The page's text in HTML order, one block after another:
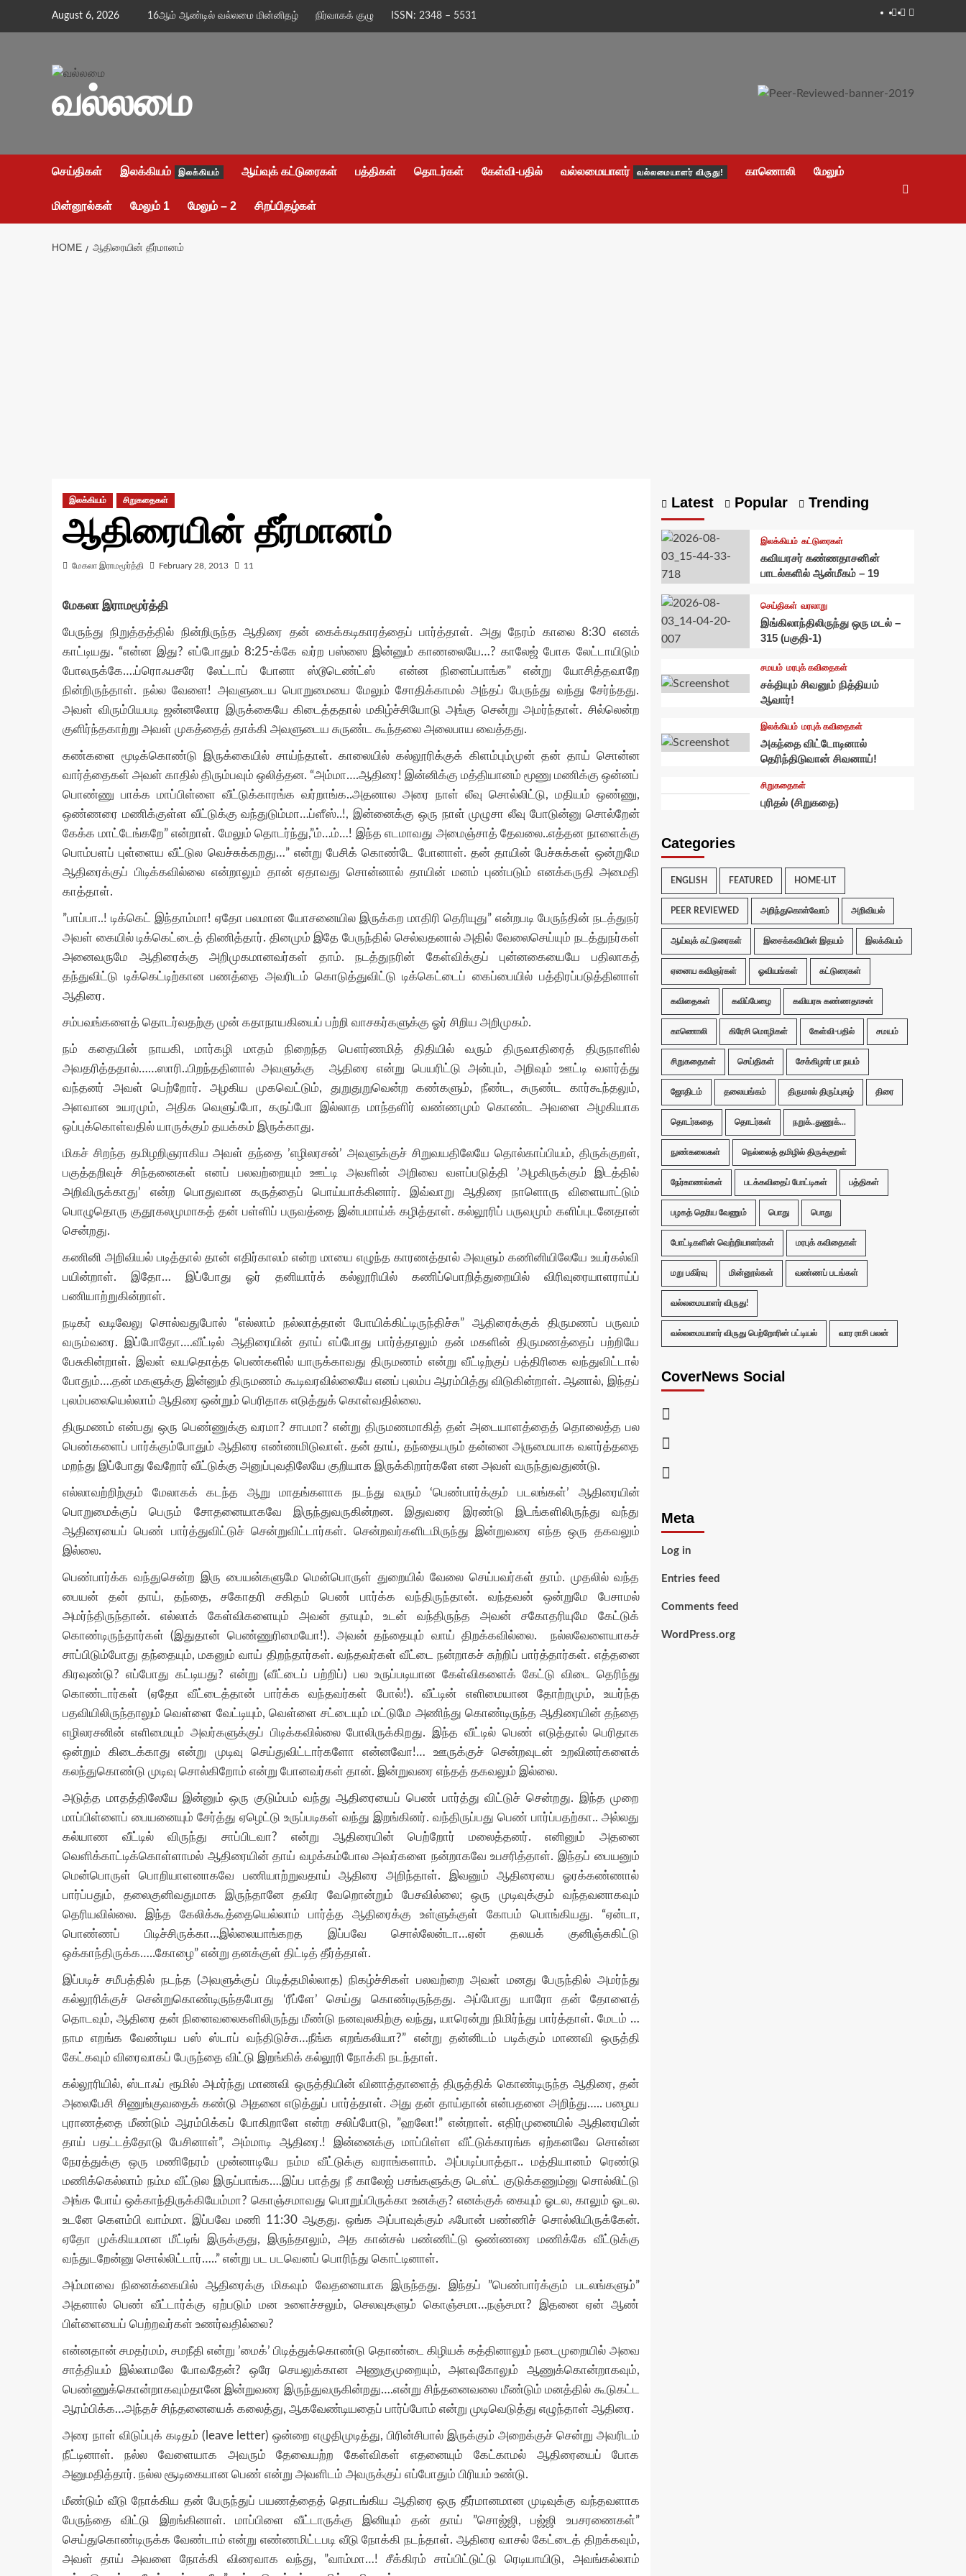
August 6, 2026 16ஆம் ஆண்டில் வல்லமை மின்னிதழ் நிர்வாகக் குழு ISSN: 2348 – 5531 Facebook
Twitter
Youtube
வல்லமை
செய்திகள் இலக்கியம் இலக்கியம் ஆய்வுக் கட்டுரைகள் பத்திகள் தொடர்கள் கேள்வி-பதில் வல்லமையாளர் வல்லமையாளர் விருது! காணொலி மேலும்
மின்னூல்கள் மேலும் 1 மேலும் – 2 சிறப்பிதழ்கள்
HOME ஆதிரையின் தீர்மானம்
இலக்கியம் சிறுகதைகள்
ஆதிரையின் தீர்மானம்
மேகலா இராமமூர்த்தி February 28, 2013 11
மேகலா இராமமூர்த்தி
பேருந்து நிறுத்தத்தில் நின்றிருந்த ஆதிரை தன் கைக்கடிகாரத்தைப் பார்த்தாள். அது நேரம் காலை 8:30 எனக்
காட்டியது. “என்ன இது? எப்போதும் 8:25-க்கே வர்ற பஸ்ஸை இன்னும் காணலையே…? காலேஜ் போக லேட்டாயிடும்
போலருக்கே….ப்ரொஃபசரே லேட்டாப் போனா ஸ்டூடெண்ட்ஸ் என்ன நினைப்பாங்க” என்று யோசித்தவாறே
நின்றிருந்தாள். நல்ல வேளை! அவளுடைய பொறுமையை மேலும் சோதிக்காமல் அந்தப் பேருந்து வந்து சேர்ந்தது.
அவள் விரும்பியபடி ஜன்னலோர இருக்கையே கிடைத்ததால் மகிழ்ச்சியோடு அங்கு சென்று அமர்ந்தாள். சில்லென்ற
குளிர்ந்தகாற்று அவள் முகத்தைத் தாக்கி அவளுடைய சுருண்ட கூந்தலை அலைபாய வைத்தது.
கண்களை மூடிக்கொண்டு இருக்கையில் சாய்ந்தாள். காலையில் கல்லூரிக்குக் கிளம்பும்முன் தன் தாய் சொன்ன
வார்த்தைகள் அவள் காதில் திரும்பவும் ஒலித்தன. “அம்மா….ஆதிரை! இன்னிக்கு மத்தியானம் மூணு மணிக்கு ஒன்னப்
பொண்ணு பாக்க மாப்பிள்ளை வீட்டுக்காரங்க வர்றாங்க..அதனால அரை நாள் லீவு சொல்லிட்டு, மதியம் ஒண்ணு,
ஒண்ணரை மணிக்குள்ள வீட்டுக்கு வந்துடும்மா…ப்ளீஸ்..!, இன்னைக்கு ஒரு நாள் முழுசா லீவு போடுன்னு சொல்றேன்
கேக்க மாட்டேங்கறே” என்றாள். மேலும் தொடர்ந்து,”ம்…ம்…! இந்த எடமாவது அமைஞ்சாத் தேவலை..எத்தன நாளைக்கு
பொம்பளப் புள்ளைய வீட்டுல வெச்சுக்கறது…” என்று பேசிக் கொண்டே போனாள். தன் தாயின் பேச்சுக்கள் ஒன்றுமே
ஆதிரைக்குப் பிடிக்கவில்லை என்றாலும் தான் ஏதாவது சொன்னால் தாயின் மனம் புண்படும் எனக்கருதி அமைதி
காத்தாள்.
”பாப்பா..! டிக்கெட் இந்தாம்மா! ஏதோ பலமான யோசனையில இருக்கற மாதிரி தெரியுது” என்றபடி பேருந்தின் நடத்துநர்
அவள் கையில் டிக்கெட்டைத் திணித்தார். தினமும் இதே பேருந்தில் செல்வதனால் அதில் வேலைசெய்யும் நடத்துநர்கள்
அனைவருமே ஆதிரைக்கு அறிமுகமானவர்கள் தாம். நடத்துநரின் கேள்விக்குப் புன்னகையையே பதிலாகத்
தந்துவிட்டு டிக்கெட்டிற்கான பணத்தை அவரிடம் கொடுத்துவிட்டு டிக்கெட்டைப் கைப்பையில் பத்திரப்படுத்தினாள்
ஆதிரை.
சம்பவங்களைத் தொடர்வதற்கு முன் கதாநாயகியைப் பற்றி வாசகர்களுக்கு ஓர் சிறிய அறிமுகம்.
நம் கதையின் நாயகி, மார்கழி மாதம் நிறைந்த பௌர்ணமித் திதியில் வரும் திருவாதிரைத் திருநாளில்
அவதரித்ததால்……ஸாரி..பிறந்ததினால் அவளுக்கு ஆதிரை என்று பெயரிட்டு அன்பும், அறிவும் ஊட்டி வளர்த்து
வந்தனர் அவள் பெற்றோர். அழகிய முகவெட்டும், துறுதுறுவென்ற கண்களும், நீண்ட, சுருண்ட கார்கூந்தலும்,
அளவான உயரமும், அதிக வெளுப்போ, கருப்போ இல்லாத மாந்தளிர் வண்ணமும் கொண்ட அவளை அழகியாக
ஒப்புக்கொள்வதில் யாருக்கும் தயக்கம் இருக்காது.
மிகச் சிறந்த தமிழறிஞராகிய அவள் தந்தை ’எழிலரசன்’ அவளுக்குச் சிறுவயதிலேயே தொல்காப்பியம், திருக்குறள்,
பகுத்தறிவுச் சிந்தனைகள் எனப் பலவற்றையும் ஊட்டி அவளின் அறிவை வளப்படுத்தி ’அழகிருக்கும் இடத்தில்
அறிவிருக்காது’ என்ற பொதுவான கருத்தைப் பொய்யாக்கினார். இவ்வாறு ஆதிரை நாளொரு விளையாட்டும்
பொழுதொரு குதூகலமுமாகத் தன் பள்ளிப் பருவத்தை இன்பமாய்க் கழித்தாள். கல்லூரிப் பருவமும் களிப்புடனேதான்
சென்றது.
கணினி அறிவியல் படித்தால் தான் எதிர்காலம் என்ற மாயை எழுந்த காரணத்தால் அவளும் கணினியிலேயே உயர்கல்வி
பயின்றாள். இதோ… இப்போது ஓர் தனியார்க் கல்லூரியில் கணிப்பொறித்துறையில் விரிவுரையாளராய்ப்
பணியாற்றுகின்றாள்.
நடிகர் வடிவேலு சொல்வதுபோல் “எல்லாம் நல்லாத்தான் போயிக்கிட்டிருந்திச்சு” ஆதிரைக்குக் திருமணப் பருவம்
வரும்வரை. இப்போதோ….வீட்டில் ஆதிரையின் தாய் எப்போது பார்த்தாலும் தன் மகளின் திருமணத்தைப் பற்றியே
பேசுகின்றாள். இவள் வயதொத்த பெண்களில் யாருக்காவது திருமணம் என்று வீட்டிற்குப் பத்திரிகை வந்துவிட்டால்
போதும்….தன் மகளுக்கு இன்னும் திருமணம் கூடிவரவில்லையே எனப் புலம்ப ஆரம்பித்து விடுகின்றாள். ஆனால், இந்தப்
புலம்பலையெல்லாம் ஆதிரை ஒன்றும் பெரிதாக எடுத்துக் கொள்வதில்லை.
திருமணம் என்பது ஒரு பெண்ணுக்கு வரமா? சாபமா? என்று திருமணமாகித் தன் அடையாளத்தைத் தொலைத்த பல
பெண்களைப் பார்க்கும்போதும் ஆதிரை எண்ணமிடுவாள். தன் தாய், தந்தையரும் தன்னை அருமையாக வளர்த்ததை
மறந்து இப்போது வேறோர் வீட்டுக்கு அனுப்புவதிலேயே குறியாக இருக்கிறார்களே என அவள் வருந்துவதுண்டு.
எல்லாவற்றிற்கும் மேலாகக் கடந்த ஆறு மாதங்களாக நடந்து வரும் ‘பெண்பார்க்கும் படலங்கள்’ ஆதிரையின்
பொறுமைக்குப் பெரும் சோதனையாகவே இருந்துவருகின்றன. இதுவரை இரண்டு இடங்களிலிருந்து வந்து
ஆதிரையைப் பெண் பார்த்துவிட்டுச் சென்றுவிட்டார்கள். சென்றவர்களிடமிருந்து இன்றுவரை எந்த ஒரு தகவலும்
இல்லை.
பெண்பார்க்க வந்துசென்ற இரு பையன்களுமே மென்பொருள் துறையில் வேலை செய்பவர்கள் தாம். முதலில் வந்த
பையன் தன் தாய், தந்தை, சகோதரி சகிதம் பெண் பார்க்க வந்திருந்தான். வந்தவன் ஒன்றுமே பேசாமல்
அமர்ந்திருந்தான். எல்லாக் கேள்விகளையும் அவன் தாயும், உடன் வந்திருந்த அவன் சகோதரியுமே கேட்டுக்
கொண்டிருந்தார்கள் (இதுதான் பெண்ணுரிமையோ!). அவன் தந்தையும் வாய் திறக்கவில்லை. நல்லவேளையாகச்
சாப்பிடும்போது தந்தையும், மகனும் வாய் திறந்தார்கள். வந்தவர்கள் வீட்டை நன்றாகச் சுற்றிப் பார்த்தார்கள். எத்தனை
கிரவுண்டு? எப்போது கட்டியது? என்று (வீட்டைப் பற்றிப்) பல உருப்படியான கேள்விகளைக் கேட்டு விடை தெரிந்து
கொண்டார்கள் (ஏதோ வீட்டைத்தான் பார்க்க வந்தவர்கள் போல்!). வீட்டின் எளிமையான தோற்றமும், உயர்ந்த
பதவியிலிருந்தாலும் வெள்ளை வேட்டியும், வெள்ளை சட்டையும் மட்டுமே அணிந்து கொண்டிருந்த ஆதிரையின் தந்தை
எழிலரசனின் எளிமையும் அவர்களுக்குப் பிடிக்கவில்லை போலிருக்கிறது. இந்த வீட்டில் பெண் எடுத்தால் பெரிதாக
ஒன்றும் கிடைக்காது என்று முடிவு செய்துவிட்டார்களோ என்னவோ!… ஊருக்குச் சென்றவுடன் உறவினர்களைக்
கலந்துகொண்டு முடிவு சொல்கிறோம் என்று போனவர்கள் தான். இன்றுவரை எந்தத் தகவலும் இல்லை.
அடுத்த மாதத்திலேயே இன்னும் ஒரு குடும்பம் வந்து ஆதிரையைப் பெண் பார்த்து விட்டுச் சென்றது. இந்த முறை
மாப்பிள்ளைப் பையனையும் சேர்த்து ஏழெட்டு உருப்படிகள் வந்து இறங்கினர். வந்திருப்பது பெண் பார்ப்பதற்கா.. அல்லது
கல்யாண வீட்டில் விருந்து சாப்பிடவா? என்று ஆதிரையின் பெற்றோர் மலைத்தனர். எனினும் அதனை
வெளிக்காட்டிக்கொள்ளாமல் ஆதிரையின் தாய் வழக்கம்போல அவர்களை நன்றாகவே உபசரித்தாள். இந்தப் பையனும்
மென்பொருள் பொறியாளனாகவே பணியாற்றுவதாய் ஆதிரை அறிந்தாள். இவனும் ஆதிரையை ஓரக்கண்ணால்
பார்ப்பதும், தலைகுனிவதுமாக இருந்தானே தவிர வேறொன்றும் பேசவில்லை; ஒரு முடிவுக்கும் வந்தவனாகவும்
தெரியவில்லை. இந்த கேலிக்கூத்தையெல்லாம் பார்த்த ஆதிரைக்கு உள்ளுக்குள் கோபம் பொங்கியது. “ஏன்டா,
பொண்ணப் பிடிச்சிருக்கா…இல்லையாங்கறத இப்பவே சொல்லேன்டா…ஏன் தலயக் குனிஞ்சுகிட்டு
ஒக்காந்திருக்க…..கோழை” என்று தனக்குள் திட்டித் தீர்த்தாள்.
இப்படிச் சமீபத்தில் நடந்த (அவளுக்குப் பிடித்தமில்லாத) நிகழ்ச்சிகள் பலவற்றை அவள் மனது பேருந்தில் அமர்ந்து
கல்லூரிக்குச் சென்றுகொண்டிருந்தபோது ‘ரீப்ளே’ செய்து கொண்டிருந்தது. அப்போது யாரோ தன் தோளைத்
தொடவும், ஆதிரை தன் நினைவலைகளிலிருந்து மீண்டு நனவுலகிற்கு வந்து, யாரென்று நிமிர்ந்து பார்த்தாள். மேடம் …
நாம எறங்க வேண்டிய பஸ் ஸ்டாப் வந்திடுச்சு…நீங்க எறங்கலியா?” என்று தன்னிடம் படிக்கும் மாணவி ஒருத்தி
கேட்கவும் விரைவாகப் பேருந்தை விட்டு இறங்கிக் கல்லூரி நோக்கி நடந்தாள்.
கல்லூரியில், ஸ்டாஃப் ரூமில் அமர்ந்து மாணவி ஒருத்தியின் வினாத்தாளைத் திருத்திக் கொண்டிருந்த ஆதிரை, தன்
அலைபேசி சிணுங்குவதைக் கண்டு அதனை எடுத்துப் பார்த்தாள். அது தன் தாய்தான் என்பதனை அறிந்து….. பழைய
புராணத்தை மீண்டும் ஆரம்பிக்கப் போகிறாளே என்ற சலிப்போடு, ”ஹலோ!” என்றாள். எதிர்முனையில் ஆதிரையின்
தாய் பதட்டத்தோடு பேசினாள்”, அம்மாடி ஆதிரை.! இன்னைக்கு மாப்பிள்ள வீட்டுக்காரங்க ஏற்கனவே சொன்ன
நேரத்துக்கு ஒரு மணிநேரம் முன்னாடியே நம்ம வீட்டுக்கு வராங்களாம். அப்படிப்பாத்தா.. மத்தியானம் ரெண்டு
மணிக்கெல்லாம் நம்ம வீட்டுல இருப்பாங்க….இப்ப பாத்து நீ காலேஜ் பசங்களுக்கு டெஸ்ட் குடுக்கணும்னு சொல்லிட்டு
அங்க போய் ஒக்காந்திருக்கியேம்மா? கொஞ்சமாவது பொறுப்பிருக்கா உனக்கு? எனக்குக் கையும் ஓடல, காலும் ஓடல.
உடனே கெளம்பி வாம்மா. இப்பவே மணி 11:30 ஆகுது. ஒங்க அப்பாவுக்கும் ஃபோன் பண்ணிச் சொல்லியிருக்கேன்.
ஏதோ முக்கியமான மீட்டிங் இருக்குது, இருந்தாலும், அத கான்சல் பண்ணிட்டு ஒண்ணரை மணிக்கே வீட்டுக்கு
வந்துடறேன்னு சொல்லிட்டார்…..” என்று பட படவெனப் பொரிந்து கொட்டினாள்.
அம்மாவை நினைக்கையில் ஆதிரைக்கு மிகவும் வேதனையாக இருந்தது. இந்தப் ”பெண்பார்க்கும் படலங்களும்”
அதனால் பெண் வீட்டார்க்கு ஏற்படும் மன உளைச்சலும், செலவுகளும் கொஞ்சமா…நஞ்சமா? இதனை ஏன் ஆண்
பிள்ளையைப் பெற்றவர்கள் உணர்வதில்லை?
என்னதான் சமதர்மம், சமநீதி என்று ’மைக்’ பிடித்துக்கொண்டு தொண்டை கிழியக் கத்தினாலும் நடைமுறையில் அவை
சாத்தியம் இல்லாமலே போவதேன்? ஒரே செயலுக்கான அணுகுமுறையும், அளவுகோலும் ஆணுக்கொன்றாகவும்,
பெண்ணுக்கொன்றாகவும்தானே இன்றுவரை இருந்துவருகின்றது….என்று சிந்தனைவலை மீண்டும் மனத்தில் கூடுகட்ட
ஆரம்பிக்க…அந்தச் சிந்தனையைக் கலைத்து, ஆகவேண்டியதைப் பார்ப்போம் என்று முடிவெடுத்து எழுந்தாள் ஆதிரை.
அரை நாள் விடுப்புக் கடிதம் (leave letter) ஒன்றை எழுதிமுடித்து, பிரின்சிபால் இருக்கும் அறைக்குச் சென்று அவரிடம்
நீட்டினாள். நல்ல வேளையாக அவரும் தேவையற்ற கேள்விகள் எதனையும் கேட்காமல் ஆதிரையைப் போக
அனுமதித்தார். நல்ல சூடிகையான பெண் என்று அவளிடம் அவருக்குப் எப்போதும் பிரியம் உண்டு.
மீண்டும் வீடு நோக்கிய தன் பேருந்துப் பயணத்தைத் தொடங்கிய ஆதிரை ஒரு தீர்மானமான முடிவுக்கு வந்தவளாக
பேருந்தை விட்டு இறங்கினாள். மாப்பிளை வீட்டாருக்கு இனியும் தன் தாய் ”சொஜ்ஜி, பஜ்ஜி உபசரணைகள்”
செய்துகொண்டிருக்க வேண்டாம் என்று எண்ணமிட்டபடி வீடு நோக்கி நடந்தாள். ஆதிரை வாசல் கேட்டைத் திறக்கவும்,
அவள் தாய் அவளை நோக்கி விரைவாக வந்து, ”வாம்மா…! சீக்கிரம் சாப்பிட்டுட்டு ரெடியாயிடு, அவங்கல்லாம்
Latest Popular Trending
இலக்கியம் கட்டுரைகள்
கவியரசர் கண்ணதாசனின்
பாடல்களில் ஆன்மீகம் – 19
செய்திகள் வரலாறு
இங்கிலாந்திலிருந்து ஒரு மடல் –
315 (பகுதி-1)
சமயம் மரபுக் கவிதைகள்
சக்தியும் சிவனும் நித்தியம்
ஆவார்!
இலக்கியம் மரபுக் கவிதைகள்
அகந்தை விட்டோடினால்
தெரிந்திடுவான் சிவனாய்!
சிறுகதைகள்
புரிதல் (சிறுகதை)
Categories
ENGLISH FEATURED HOME-LIT
PEER REVIEWED அறிந்துகொள்வோம் அறிவியல்
ஆய்வுக் கட்டுரைகள் இசைக்கவியின் இதயம் இலக்கியம்
ஏனைய கவிஞர்கள் ஓவியங்கள் கட்டுரைகள்
கவிதைகள் கவிப்பேழை கவியரசு கண்ணதாசன்
காணொலி கிரேசி மொழிகள் கேள்வி-பதில் சமயம்
சிறுகதைகள் செய்திகள் சேக்கிழார் பா நயம்
ஜோதிடம் தலையங்கம் திருமால் திருப்புகழ் திரை
தொடர்கதை தொடர்கள் நறுக்..துணுக்...
நுண்கலைகள் நெல்லைத் தமிழில் திருக்குறள்
நேர்காணல்கள் படக்கவிதைப் போட்டிகள் பத்திகள்
பழகத் தெரிய வேணும் பொது பொது
போட்டிகளின் வெற்றியாளர்கள் மரபுக் கவிதைகள்
மறு பகிர்வு மின்னூல்கள் வண்ணப் படங்கள்
வல்லமையாளர் விருது!
வல்லமையாளர் விருது பெற்றோரின் பட்டியல் வார ராசி பலன்
CoverNews Social
Meta
Log in
Entries feed
Comments feed
WordPress.org